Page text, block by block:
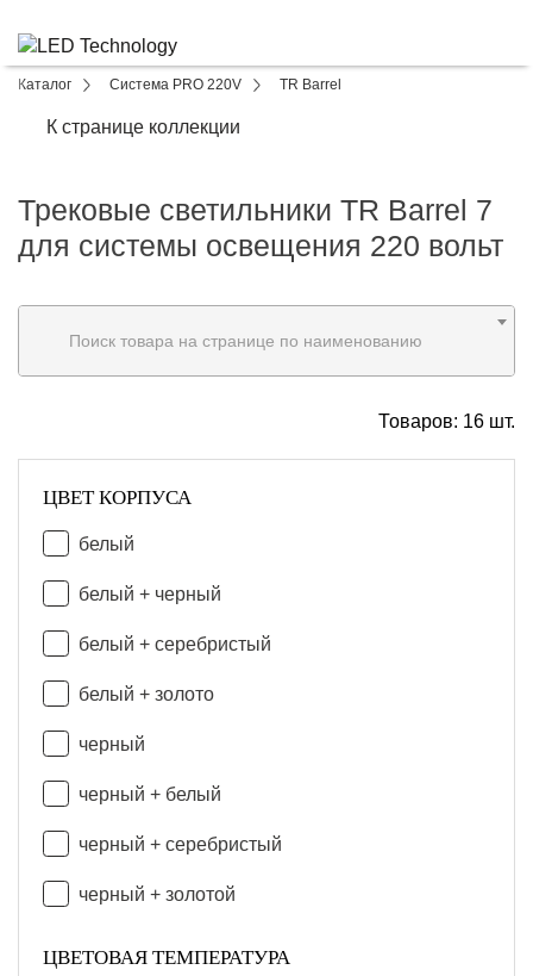
Каталог Система PRO 220V TR Barrel
К странице коллекции
Трековые светильники TR Barrel 7
для системы освещения 220 вольт
Поиск товара на странице по наименованию
Товаров: 16 шт.
ЦВЕТ КОРПУСА
белый
белый + черный
белый + серебристый
белый + золото
черный
черный + белый
черный + серебристый
черный + золотой
ЦВЕТОВАЯ ТЕМПЕРАТУРА